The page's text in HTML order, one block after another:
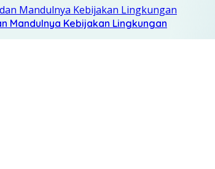
Mandulnya Kebijakan Lingkungan